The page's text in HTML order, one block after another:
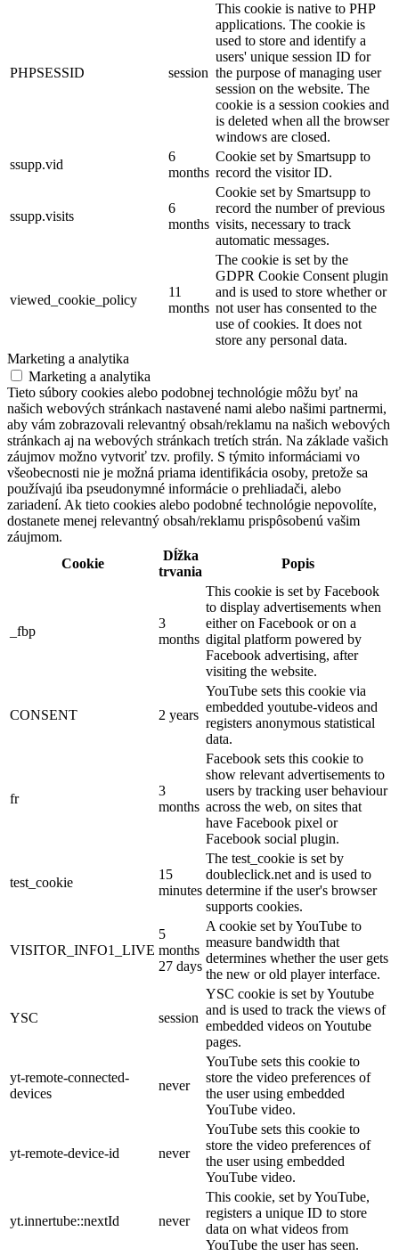
PHPSESSID session
This cookie is native to PHP
applications. The cookie is
used to store and identify a
users' unique session ID for
the purpose of managing user
session on the website. The
cookie is a session cookies and
is deleted when all the browser
windows are closed.
ssupp.vid
6
months
Cookie set by Smartsupp to
record the visitor ID.
ssupp.visits
6
months
Cookie set by Smartsupp to
record the number of previous
visits, necessary to track
automatic messages.
viewed_cookie_policy
11
months
The cookie is set by the
GDPR Cookie Consent plugin
and is used to store whether or
not user has consented to the
use of cookies. It does not
store any personal data.
Marketing a analytika
Marketing a analytika
Tieto súbory cookies alebo podobnej technológie môžu byť na
našich webových stránkach nastavené nami alebo našimi partnermi,
aby vám zobrazovali relevantný obsah/reklamu na našich webových
stránkach aj na webových stránkach tretích strán. Na základe vašich
záujmov možno vytvoriť tzv. profily. S týmito informáciami vo
všeobecnosti nie je možná priama identifikácia osoby, pretože sa
používajú iba pseudonymné informácie o prehliadači, alebo
zariadení. Ak tieto cookies alebo podobné technológie nepovolíte,
dostanete menej relevantný obsah/reklamu prispôsobenú vašim
záujmom.
Cookie
Dĺžka
trvania
Popis
_fbp
3
months
This cookie is set by Facebook
to display advertisements when
either on Facebook or on a
digital platform powered by
Facebook advertising, after
visiting the website.
CONSENT 2 years
YouTube sets this cookie via
embedded youtube-videos and
registers anonymous statistical
data.
fr
3
months
Facebook sets this cookie to
show relevant advertisements to
users by tracking user behaviour
across the web, on sites that
have Facebook pixel or
Facebook social plugin.
test_cookie
15
minutes
The test_cookie is set by
doubleclick.net and is used to
determine if the user's browser
supports cookies.
VISITOR_INFO1_LIVE
5
months
27 days
A cookie set by YouTube to
measure bandwidth that
determines whether the user gets
the new or old player interface.
YSC session
YSC cookie is set by Youtube
and is used to track the views of
embedded videos on Youtube
pages.
yt-remote-connected-
devices
never
YouTube sets this cookie to
store the video preferences of
the user using embedded
YouTube video.
yt-remote-device-id never
YouTube sets this cookie to
store the video preferences of
the user using embedded
YouTube video.
yt.innertube::nextId never
This cookie, set by YouTube,
registers a unique ID to store
data on what videos from
YouTube the user has seen.